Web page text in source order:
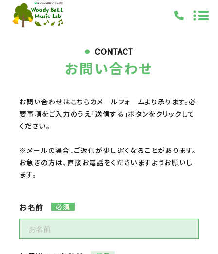
LEARNING
NEWS
ACCESS
CONTACT
お問い合わせ
お問い合わせはこちらのメールフォームより承ります。必
要事項をご入力のうえ「送信する」ボタンをクリックして
ください。
※メールの場合、ご返信が少し遅くなることがあります。
お急ぎの方は、直接お電話をくださいますようお願いし
ます。
お名前